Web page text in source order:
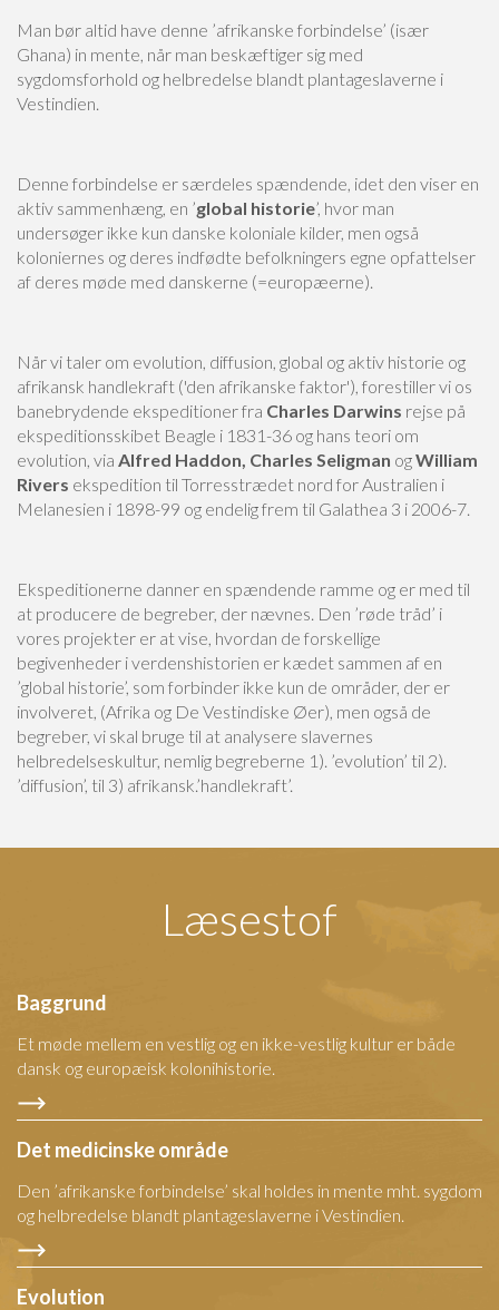
Man bør altid have denne ’afrikanske forbindelse’ (især
Ghana) in mente, når man beskæftiger sig med
sygdomsforhold og helbredelse blandt plantageslaverne i
Vestindien.
Denne forbindelse er særdeles spændende, idet den viser en
aktiv sammenhæng, en ’global historie’, hvor man
undersøger ikke kun danske koloniale kilder, men også
koloniernes og deres indfødte befolkningers egne opfattelser
af deres møde med danskerne (=europæerne).
Når vi taler om evolution, diffusion, global og aktiv historie og
afrikansk handlekraft ('den afrikanske faktor'), forestiller vi os
banebrydende ekspeditioner fra Charles Darwins rejse på
ekspeditionsskibet Beagle i 1831-36 og hans teori om
evolution, via Alfred Haddon, Charles Seligman ogWilliam
Rivers ekspedition til Torresstrædet nord for Australien i
Melanesien i 1898-99 og endelig frem til Galathea 3 i 2006-7.
Ekspeditionerne danner en spændende ramme og er med til
at producere de begreber, der nævnes. Den ’røde tråd’ i
vores projekter er at vise, hvordan de forskellige
begivenheder i verdenshistorien er kædet sammen af en
’global historie’, som forbinder ikke kun de områder, der er
involveret, (Afrika og De Vestindiske Øer), men også de
begreber, vi skal bruge til at analysere slavernes
helbredelseskultur, nemlig begreberne 1). ’evolution’ til 2).
’diffusion’, til 3) afrikansk.’handlekraft’.
Læsestof
Baggrund
Et møde mellem en vestlig og en ikke-vestlig kultur er både
dansk og europæisk kolonihistorie.
Det medicinske område
Den ’afrikanske forbindelse’ skal holdes in mente mht. sygdom
og helbredelse blandt plantageslaverne i Vestindien.
Evolution